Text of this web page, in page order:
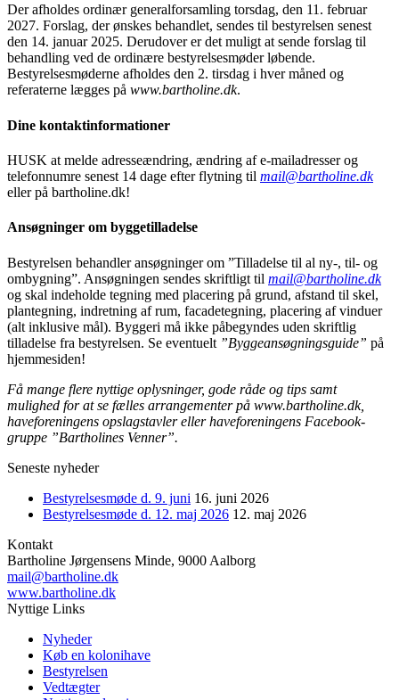
Der afholdes ordinær generalforsamling torsdag, den 11. februar
2027. Forslag, der ønskes behandlet, sendes til bestyrelsen senest
den 14. januar 2025. Derudover er det muligt at sende forslag til
behandling ved de ordinære bestyrelsesmøder løbende.
Bestyrelsesmøderne afholdes den 2. tirsdag i hver måned og
referaterne lægges på www.bartholine.dk.
Dine kontaktinformationer
HUSK at melde adresseændring, ændring af e-mailadresser og
telefonnumre senest 14 dage efter flytning til mail@bartholine.dk
eller på bartholine.dk!
Ansøgninger om byggetilladelse
Bestyrelsen behandler ansøgninger om ”Tilladelse til al ny-, til- og
ombygning”. Ansøgningen sendes skriftligt til mail@bartholine.dk
og skal indeholde tegning med placering på grund, afstand til skel,
plantegning, indretning af rum, facadetegning, placering af vinduer
(alt inklusive mål). Byggeri må ikke påbegyndes uden skriftlig
tilladelse fra bestyrelsen. Se eventuelt ”Byggeansøgningsguide” på
hjemmesiden!
Få mange flere nyttige oplysninger, gode råde og tips samt
mulighed for at se fælles arrangementer på www.bartholine.dk,
haveforeningens opslagstavler eller haveforeningens Facebook-
gruppe ”Bartholines Venner”.
Seneste nyheder
Bestyrelsesmøde d. 9. juni 16. juni 2026
Bestyrelsesmøde d. 12. maj 2026 12. maj 2026
Kontakt
Bartholine Jørgensens Minde, 9000 Aalborg
mail@bartholine.dk
www.bartholine.dk
Nyttige Links
Nyheder
Køb en kolonihave
Bestyrelsen
Vedtægter